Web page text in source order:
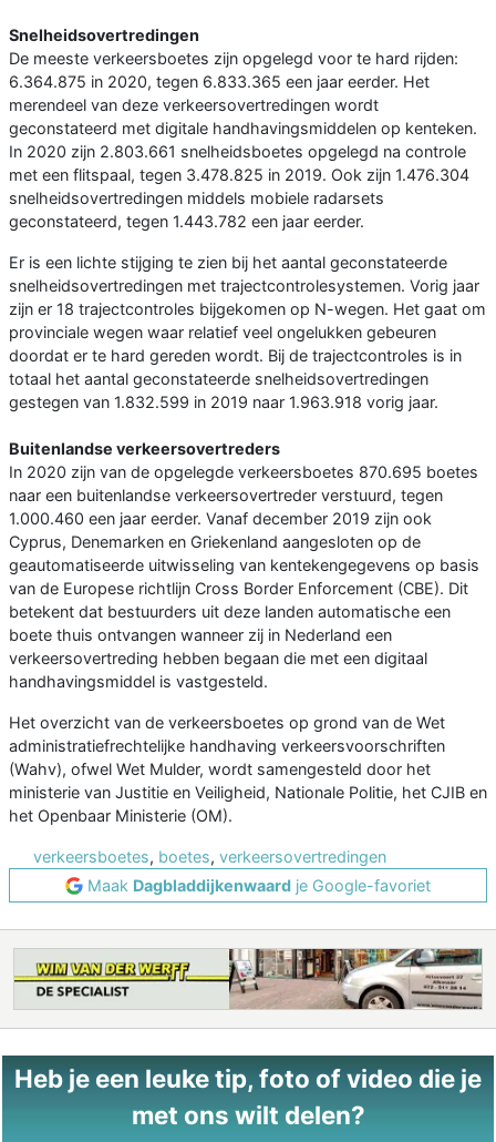
Snelheidsovertredingen
De meeste verkeersboetes zijn opgelegd voor te hard rijden:
6.364.875 in 2020, tegen 6.833.365 een jaar eerder. Het
merendeel van deze verkeersovertredingen wordt
geconstateerd met digitale handhavingsmiddelen op kenteken.
In 2020 zijn 2.803.661 snelheidsboetes opgelegd na controle
met een flitspaal, tegen 3.478.825 in 2019. Ook zijn 1.476.304
snelheidsovertredingen middels mobiele radarsets
geconstateerd, tegen 1.443.782 een jaar eerder.
Er is een lichte stijging te zien bij het aantal geconstateerde
snelheidsovertredingen met trajectcontrolesystemen. Vorig jaar
zijn er 18 trajectcontroles bijgekomen op N-wegen. Het gaat om
provinciale wegen waar relatief veel ongelukken gebeuren
doordat er te hard gereden wordt. Bij de trajectcontroles is in
totaal het aantal geconstateerde snelheidsovertredingen
gestegen van 1.832.599 in 2019 naar 1.963.918 vorig jaar.
Buitenlandse verkeersovertreders
In 2020 zijn van de opgelegde verkeersboetes 870.695 boetes
naar een buitenlandse verkeersovertreder verstuurd, tegen
1.000.460 een jaar eerder. Vanaf december 2019 zijn ook
Cyprus, Denemarken en Griekenland aangesloten op de
geautomatiseerde uitwisseling van kentekengegevens op basis
van de Europese richtlijn Cross Border Enforcement (CBE). Dit
betekent dat bestuurders uit deze landen automatische een
boete thuis ontvangen wanneer zij in Nederland een
verkeersovertreding hebben begaan die met een digitaal
handhavingsmiddel is vastgesteld.
Het overzicht van de verkeersboetes op grond van de Wet
administratiefrechtelijke handhaving verkeersvoorschriften
(Wahv), ofwel Wet Mulder, wordt samengesteld door het
ministerie van Justitie en Veiligheid, Nationale Politie, het CJIB en
het Openbaar Ministerie (OM).
verkeersboetes, boetes, verkeersovertredingen
Maak Dagbladdijkenwaard je Google-favoriet
Heb je een leuke tip, foto of video die je
met ons wilt delen?